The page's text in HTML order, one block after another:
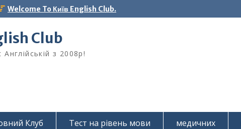
Welcome To Київ English Club.
Club
з 2008р!
Клуб Тест на рівень мови медичних